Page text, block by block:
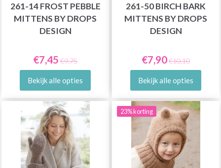
261-14 FROST PEBBLE
MITTENS BY DROPS
DESIGN
€7,45 €9,75
Bekijk alle opties
261-50 BIRCH BARK
MITTENS BY DROPS
DESIGN
€7,90€10,10
Bekijk alle opties
23% korting